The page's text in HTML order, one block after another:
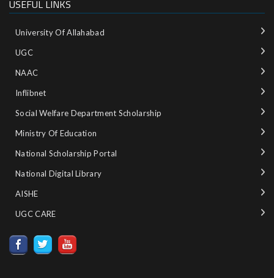
USEFUL LINKS
University Of Allahabad
UGC
NAAC
Inflibnet
Social Welfare Department Scholarship
Ministry‌ ‌of‌ ‌Education‌
National‌ ‌Scholarship‌ ‌Portal‌ ‌
National‌ ‌Digital‌ ‌Library‌ ‌
AISHE ‌
UGC CARE ‌